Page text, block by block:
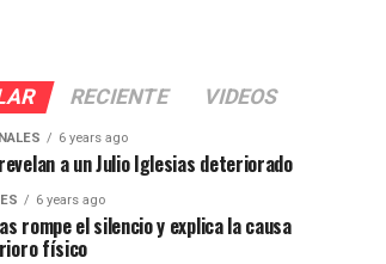
RECIENTE VIDEOS
6 years ago
a un Julio Iglesias deteriorado
6 years ago
rompe el silencio y explica la causa
físico